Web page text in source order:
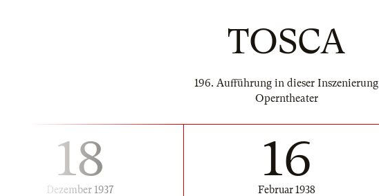
TOSCA
196. Aufführung in dieser Inszenierung
Operntheater
18
Dezember 1937
16
Februar 1938